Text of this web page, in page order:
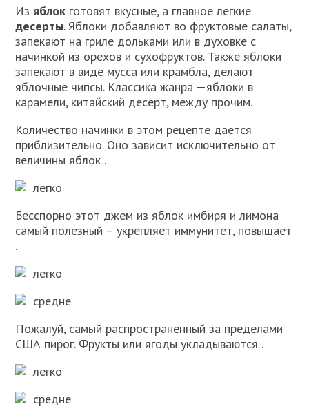
Изяблок готовят вкусные, а главное легкие
десерты. Яблоки добавляют во фруктовые салаты,
запекают на гриле дольками или в духовке с
начинкой из орехов и сухофруктов. Также яблоки
запекают в виде мусса или крамбла, делают
яблочные чипсы. Классика жанра —яблоки в
карамели, китайский десерт, между прочим.
Количество начинки в этом рецепте дается
приблизительно. Оно зависит исключительно от
величины яблок .
легко
Бесспорно этот джем из яблок имбиря и лимона
самый полезный – укрепляет иммунитет, повышает
.
легко
средне
Пожалуй, самый распространенный за пределами
США пирог. Фрукты или ягоды укладываются .
легко
средне